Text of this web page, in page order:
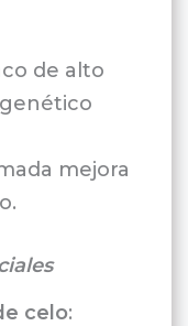
de alto
mejora
celo: